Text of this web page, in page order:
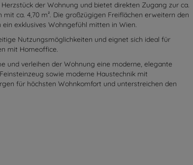
der Wohnung und bietet direkten Zugang zur ca.
ca. 4,70 m². Die großzügigen Freiflächen erweitern den
exklusives Wohngefühl mitten in Wien.
Nutzungsmöglichkeiten und eignet sich ideal für
mit Homeoffice.
und verleihen der Wohnung eine moderne, elegante
sowie moderne Haustechnik mit
für höchsten Wohnkomfort und unterstreichen den